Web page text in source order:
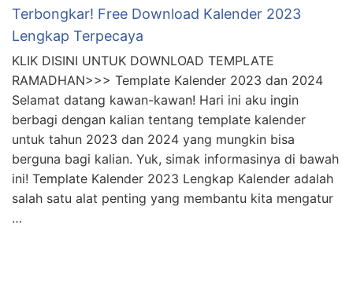
Terbongkar! Free Download Kalender 2023
Lengkap Terpecaya
KLIK DISINI UNTUK DOWNLOAD TEMPLATE
RAMADHAN>>> Template Kalender 2023 dan 2024
Selamat datang kawan-kawan! Hari ini aku ingin
berbagi dengan kalian tentang template kalender
untuk tahun 2023 dan 2024 yang mungkin bisa
berguna bagi kalian. Yuk, simak informasinya di bawah
ini! Template Kalender 2023 Lengkap Kalender adalah
salah satu alat penting yang membantu kita mengatur
…